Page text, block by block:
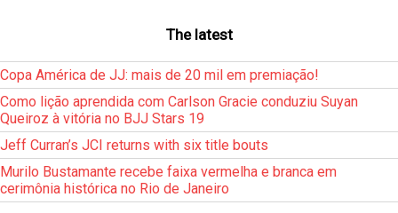
The latest
Copa América de JJ: mais de 20 mil em premiação!
Como lição aprendida com Carlson Gracie conduziu Suyan
Queiroz à vitória no BJJ Stars 19
Jeff Curran’s JCI returns with six title bouts
Murilo Bustamante recebe faixa vermelha e branca em
cerimônia histórica no Rio de Janeiro